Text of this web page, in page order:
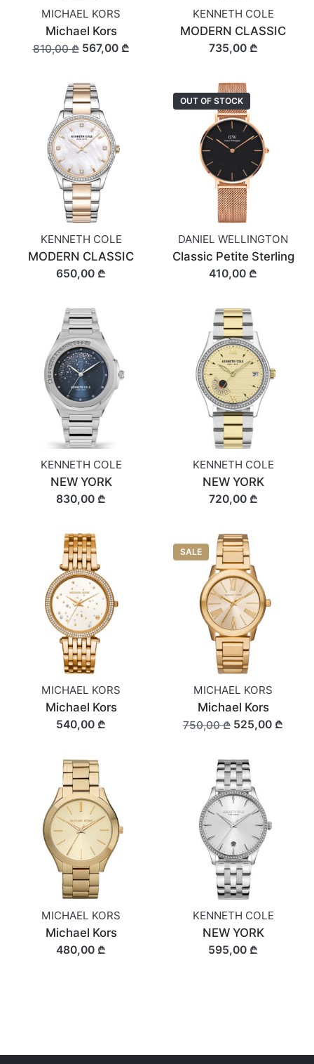
MICHAEL KORS
Michael Kors
810,00 ₾567,00 ₾
KENNETH COLE
MODERN CLASSIC
735,00 ₾
KENNETH COLE
MODERN CLASSIC
650,00 ₾
OUT OF STOCK
DANIEL WELLINGTON
Classic Petite Sterling
410,00 ₾
KENNETH COLE
NEW YORK
830,00 ₾
KENNETH COLE
NEW YORK
720,00 ₾
MICHAEL KORS
Michael Kors
540,00 ₾
SALE
MICHAEL KORS
Michael Kors
750,00 ₾ 525,00 ₾
MICHAEL KORS
Michael Kors
480,00 ₾
KENNETH COLE
NEW YORK
595,00 ₾